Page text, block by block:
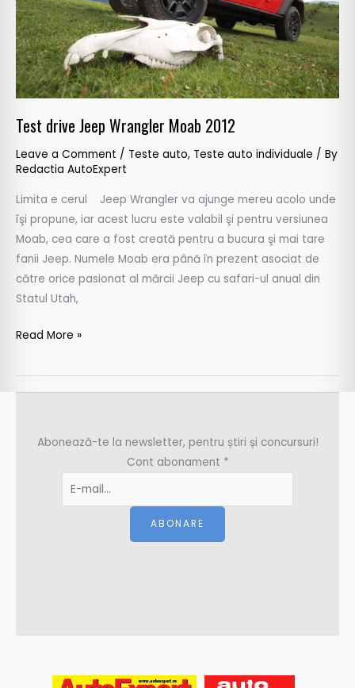
Test drive Jeep Wrangler Moab 2012
Leave a Comment / Teste auto, Teste auto individuale / By
Redactia AutoExpert
Limita e cerul Jeep Wrangler va ajunge mereu acolo unde
îşi propune, iar acest lucru este valabil şi pentru versiunea
Moab, cea care a fost creată pentru a bucura şi mai tare
fanii Jeep. Numele Moab era până în prezent asociat de
către orice pasionat al mărcii Jeep cu safari-ul anual din
Statul Utah,
Read More »
Abonează-te la newsletter, pentru știri și concursuri!
Cont abonament *
ABONARE